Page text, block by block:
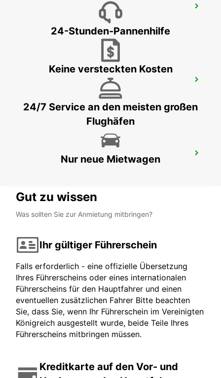
LANDSKRONA - SWEDEN
HELSINGBORG - SWEDEN
HELSINGØR
24-Stunden-Pannenhilfe
Keine versteckten Kosten
24/7 Service an den meisten großen
Flughäfen
Nur neue Mietwagen
Gut zu wissen
Was sollten Sie zur Anmietung mitbringen?
Ihr gültiger Führerschein
Falls erforderlich - eine offizielle Übersetzung
Ihres Führerscheins oder eines internationalen
Führerscheins für den Hauptfahrer und einen
eventuellen zusätzlichen Fahrer Bitte beachten
Sie, dass Sie, wenn Ihr Führerschein im Vereinigten
Königreich ausgestellt wurde, beide Teile Ihres
Führerscheins mitbringen müssen.
Kreditkarte auf den Vor- und